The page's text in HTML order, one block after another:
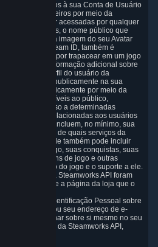
relacionados à sua Conta de Usuário
e nossos parceiros por meio da
podem ser acessadas por qualquer
ID. Pelo menos, o nome público que
lo no Steam e a imagem do seu Avatar
verificar seu Steam ID, também é
um banimento por trapacear em um jogo
de qualquer informação adicional sobre
página de perfil do usuário da
disponíveis publicamente na sua
automaticamente por meio da
disponíveis ao público,
têm acesso a determinadas
diretamente relacionadas aos usuários
informações incluem, no mínimo, sua
Dependendo de quais serviços da
no jogo, ele também pode incluir
progresso no jogo, suas conquistas, suas
multijogador, itens de jogo e outras
o funcionamento do jogo e o suporte a ele.
serviços da Steamworks API foram
consulte a página da loja que o
de Identificação Pessoal sobre
seu nome real ou seu endereço de e-
você compartilhar sobre si mesmo no seu
por meio da Steamworks API,